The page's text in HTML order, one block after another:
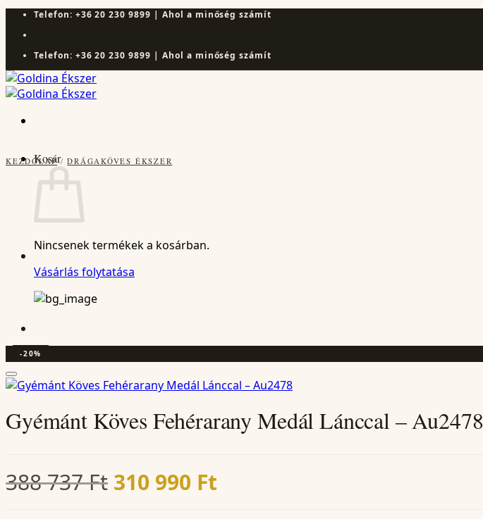
Skip
Telefon: +36 20 230 9899 | Ahol a minőség számít
Telefon: +36 20 230 9899 | Ahol a minőség számít
Kosár
Nincsenek termékek a kosárban.
Vásárlás folytatása
KEZDŐLAP / DRÁGAKÖVES ÉKSZER
-20%
Gyémánt Köves Fehérarany Medál Lánccal – Au2478
388 737Ft Original
310 990 Ft